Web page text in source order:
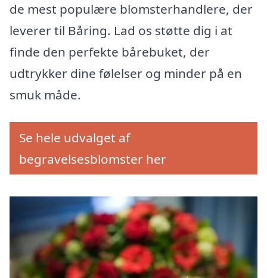
de mest populære blomsterhandlere, der
leverer til Båring. Lad os støtte dig i at
finde den perfekte bårebuket, der
udtrykker dine følelser og minder på en
smuk måde.
Se hele udvalget af
begravelsesblomster her